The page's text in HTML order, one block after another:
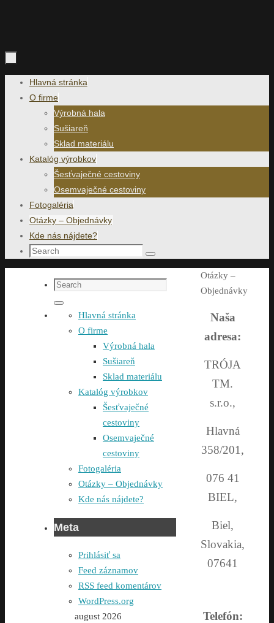
Skip
Hlavná stránka
O firme
Výrobná hala
Sušiareň
Sklad materiálu
Katalóg výrobkov
Šesťvaječné cestoviny
Osemvaječné cestoviny
Fotogaléria
Otázky – Objednávky
Kde nás nájdete?
Search
Search
Home
Otázky –
Objednávky
Naša
adresa:
TRÓJA
TM.
s.r.o.,
Hlavná
358/201,
076 41
BIEL,
Biel,
Slovakia,
07641
Telefón:
Search
for:
Search
Hlavná stránka
O firme
Výrobná hala
Sušiareň
Sklad materiálu
Katalóg výrobkov
Šesťvaječné
cestoviny
Osemvaječné
cestoviny
Fotogaléria
Otázky – Objednávky
Kde nás nájdete?
Meta
Prihlásiť sa
Feed záznamov
RSS feed komentárov
WordPress.org
august 2026